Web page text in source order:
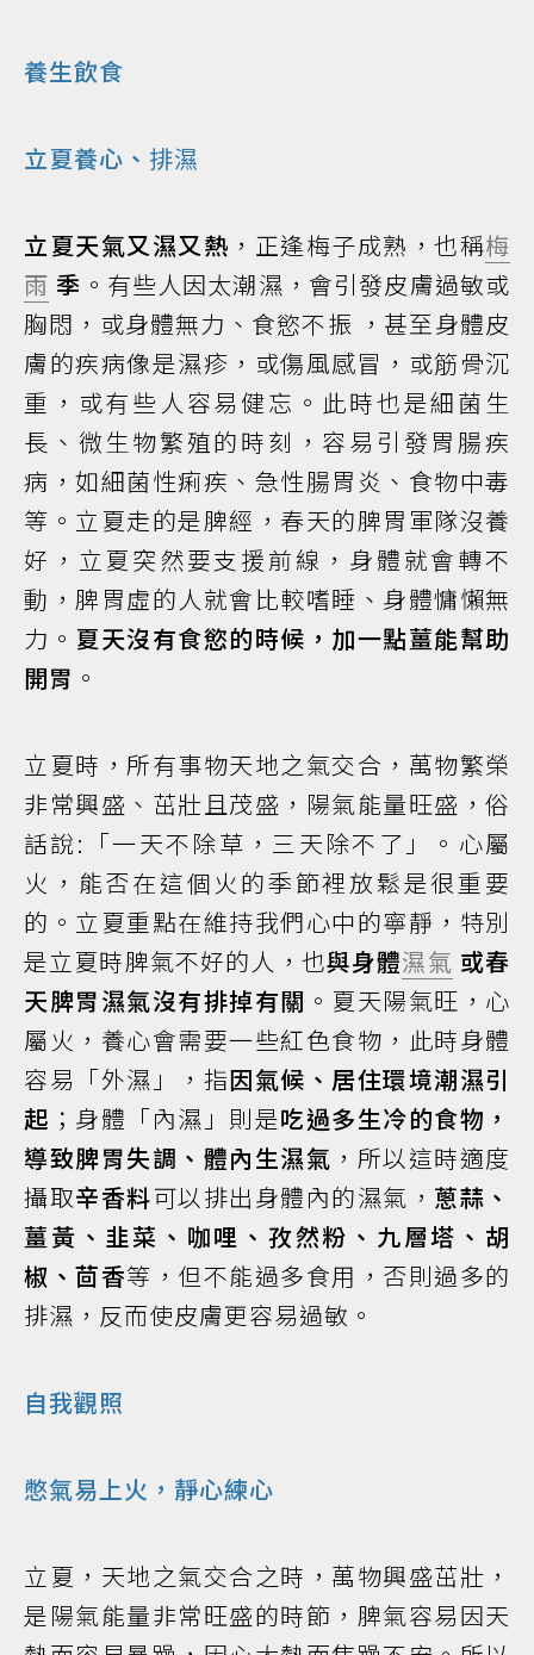
養生飲食
立夏養心、 排濕
立夏天氣又濕又熱 ，正逢梅子成熟，也稱梅
雨 季 。有些人因太潮濕，會引發皮膚過敏或
胸悶，或身體無力、食慾不振 ，甚至身體皮
膚的疾病像是濕疹，或傷風感冒，或筋骨沉
重，或有些人容易健忘。此時也是細菌生
長、微生物繁殖的時刻，容易引發胃腸疾
病，如細菌性痢疾、急性腸胃炎、食物中毒
等。立夏走的是脾經，春天的脾胃軍隊沒養
好，立夏突然要支援前線，身體就會轉不
動，脾胃虛的人就會比較嗜睡、身體慵懶無
力。 夏天沒有食慾的時候，加一點薑能幫助
開胃 。
立夏時，所有事物天地之氣交合，萬物繁榮
非常興盛、茁壯且茂盛，陽氣能量旺盛，俗
話說:「一天不除草，三天除不了」。心屬
火，能否在這個火的季節裡放鬆是很重要
的。立夏重點在維持我們心中的寧靜，特別
是立夏時脾氣不好的人，也與身體濕氣 或春
天脾胃濕氣沒有排掉有關 。夏天陽氣旺，心
屬火，養心會需要一些紅色食物，此時身體
容易「外濕」，指因氣候、居住環境潮濕引
起 ；身體「內濕」則是吃過多生冷的食物，
導致脾胃失調、體內生濕氣 ，所以這時適度
攝取辛香料可以排出身體內的濕氣， 蔥蒜、
薑黃、韭菜、咖哩、孜然粉、九層塔、胡
椒、茴香等，但不能過多食用，否則過多的
排濕，反而使皮膚更容易過敏。
自我觀照
憋氣易上火，靜心練心
立夏，天地之氣交合之時，萬物興盛茁壯，
是陽氣能量非常旺盛的時節，脾氣容易因天